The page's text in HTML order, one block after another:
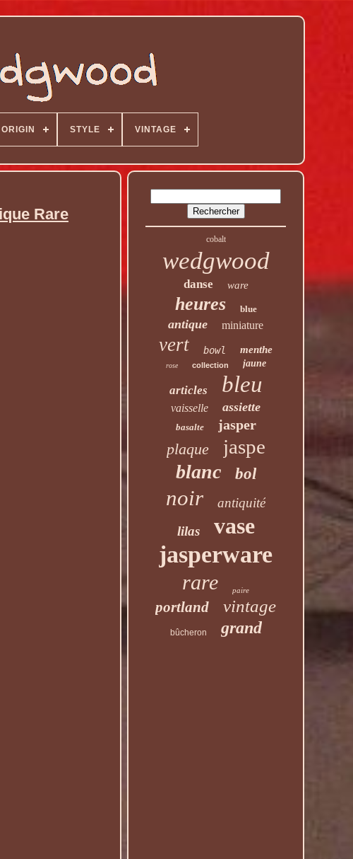
ORIGIN STYLE VINTAGE
Rare
cobalt
wedgwood
danse ware
heures blue
antique miniature
vert bowl menthe
rose collection jaune
articles bleu
vaisselle assiette
basalte jasper
plaque jaspe
blanc bol
noir
antiquité
lilas
vase
jasperware
rare paire
portland vintage
bûcheron grand